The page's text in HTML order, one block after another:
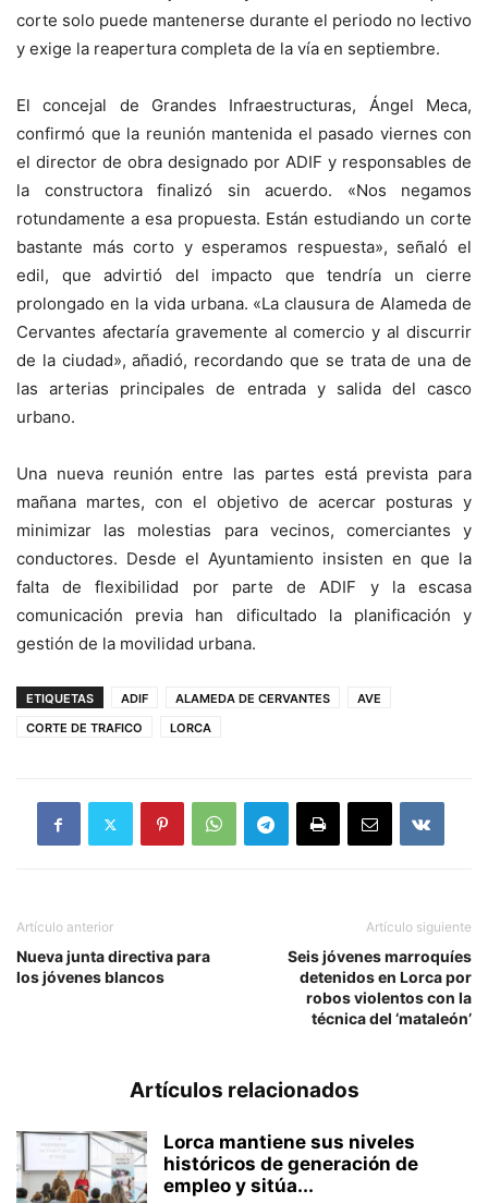
corte solo puede mantenerse durante el periodo no lectivo
y exige la reapertura completa de la vía en septiembre.
El concejal de Grandes Infraestructuras, Ángel Meca,
confirmó que la reunión mantenida el pasado viernes con
el director de obra designado por ADIF y responsables de
la constructora finalizó sin acuerdo. «Nos negamos
rotundamente a esa propuesta. Están estudiando un corte
bastante más corto y esperamos respuesta», señaló el
edil, que advirtió del impacto que tendría un cierre
prolongado en la vida urbana. «La clausura de Alameda de
Cervantes afectaría gravemente al comercio y al discurrir
de la ciudad», añadió, recordando que se trata de una de
las arterias principales de entrada y salida del casco
urbano.
Una nueva reunión entre las partes está prevista para
mañana martes, con el objetivo de acercar posturas y
minimizar las molestias para vecinos, comerciantes y
conductores. Desde el Ayuntamiento insisten en que la
falta de flexibilidad por parte de ADIF y la escasa
comunicación previa han dificultado la planificación y
gestión de la movilidad urbana.
ETIQUETAS ADIF ALAMEDA DE CERVANTES
AVE
CORTE DE TRAFICO
LORCA
Artículo anterior
Nueva junta directiva para
los jóvenes blancos
Artículo siguiente
Seis jóvenes marroquíes
detenidos en Lorca por
robos violentos con la
técnica del ‘mataleón’
Artículos relacionados
Lorca mantiene sus niveles
históricos de generación de
empleo y sitúa...